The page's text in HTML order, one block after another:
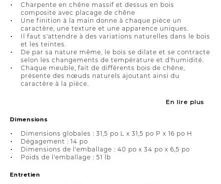
Charpente en chêne massif et dessus en bois
composite avec placage de chêne
Une finition à la main donne à chaque pièce un
caractère, une texture et une apparence uniques.
Il faut s'attendre à des variations naturelles dans le bois
et les teintes.
De par sa nature même, le bois se dilate et se contracte
selon les changements de température et d'humidité.
Chaque meuble, fait de différents bois de chêne,
présente des nœuds naturels ajoutant ainsi du
caractère à la pièce.
En lire plus
Dimensions
Dimensions globales : 31,5 po L x 31,5 po P x 16 po H
Dégagement : 14 po
Dimensions de l'emballage : 40 po x 34 po x 6,5 po
Poids de l'emballage : 51 lb
Entretien